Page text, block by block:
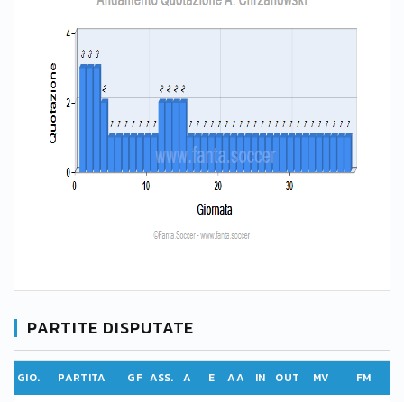
PARTITE DISPUTATE
GIO. PARTITA GF ASS. A E AA IN OUT MV FM